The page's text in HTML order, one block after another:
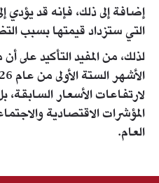
إضافة إلى ذلك، فإنه قد يؤدي
التي ستزداد قيمتها بسبب
لذلك، من المفيد التأكيد على
لارتفاعات الأسعار
المؤشرات الاقتصادية
العام.